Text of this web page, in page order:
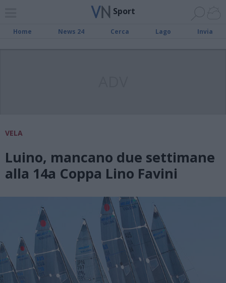
Sport
Home News 24 Cerca Lago Invia
VELA
Luino, mancano due settimane
alla 14a Coppa Lino Favini